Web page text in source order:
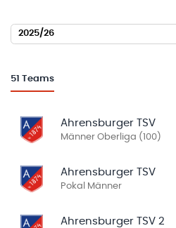
2025/26
51 Teams
Ahrensburger TSV
Männer Oberliga (100)
Ahrensburger TSV
Pokal Männer
Ahrensburger TSV 2